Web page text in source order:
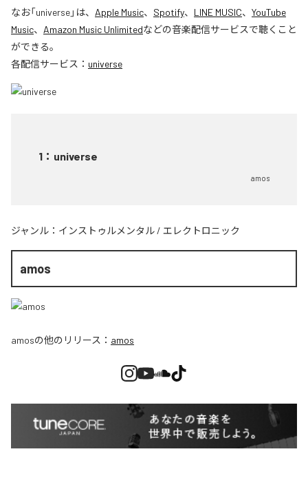
なお「universe」は、 Apple Music、 Spotify、 LINE MUSIC、 YouTube
Music、 Amazon Music Unlimitedなどの音楽配信サービスで聴くこと
ができる。
各配信サービス： universe
1 ： universe
amos
ジャンル： インストゥルメンタル / エレクトロニック
amos
amosの他のリリース： amos